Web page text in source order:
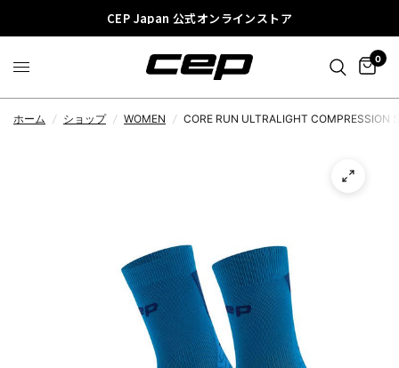
CEP Japan 公式オンラインストア
0
ホーム / ショップ / WOMEN / CORE RUN ULTRALIGHT